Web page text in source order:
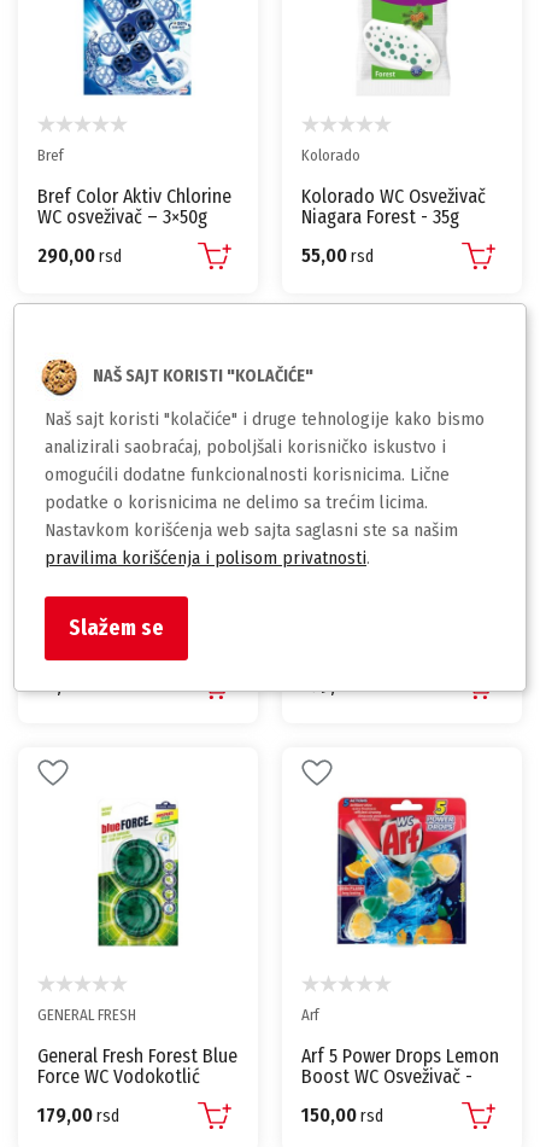
Bref
Bref Color Aktiv Chlorine
WC osveživač – 3×50g
290,00rsd
Kolorado
Kolorado WC Osveživač
Niagara Forest - 35g
55,00rsd
Kolorado WC Osveživač
55,00rsd 179,00rsd
GENERAL FRESH
General Fresh Forest Blue
Force WC Vodokotlić
179,00rsd
Arf
Arf 5 Power Drops Lemon
Boost WC Osveživač -
150,00rsd
NAŠ SAJT KORISTI "KOLAČIĆE"
Naš sajt koristi "kolačiće" i druge tehnologije kako bismo
analizirali saobraćaj, poboljšali korisničko iskustvo i
omogućili dodatne funkcionalnosti korisnicima. Lične
podatke o korisnicima ne delimo sa trećim licima.
Nastavkom korišćenja web sajta saglasni ste sa našim
pravilima korišćenja i polisom privatnosti.
Slažem se